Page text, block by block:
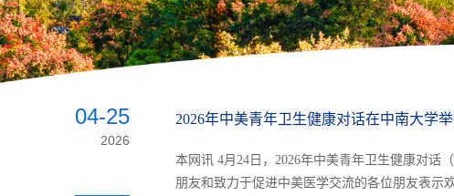
04-25
2026
2026年中美青年卫生健康对话在中南大学
本网讯 4月24日，2026年中美青年卫生健康对话
朋友和致力于促进中美医学交流的各位朋友表示